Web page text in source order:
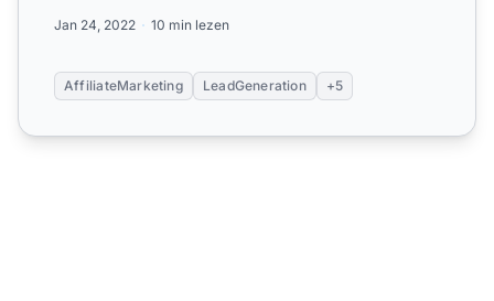
Jan 24, 2022 10 min lezen
AffiliateMarketing LeadGeneration +5